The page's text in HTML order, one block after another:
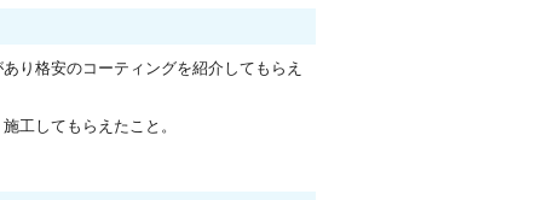
り格安のコーティングを紹介してもらえ
工してもらえたこと。